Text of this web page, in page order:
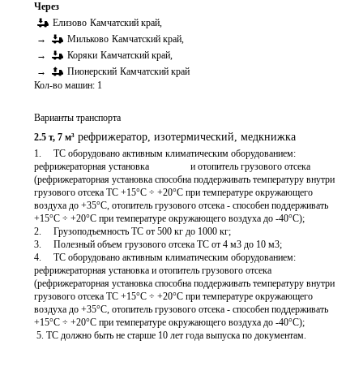
Через
Елизово Камчатский край,
→
Мильково Камчатский край,
→
Коряки Камчатский край,
→
Пионерский Камчатский край
Кол-во машин: 1
Варианты транспорта
2.5 т, 7 м³ рефрижератор, изотермический, медкнижка
1.	ТС оборудовано активным климатическим оборудованием:
рефрижераторная установка                 и отопитель грузового отсека
(рефрижераторная установка способна поддерживать температуру внутри
грузового отсека ТС +15°C ÷ +20°С при температуре окружающего
воздуха до +35°C, отопитель грузового отсека - способен поддерживать
+15°C ÷ +20°С при температуре окружающего воздуха до -40°C);
2.	Грузоподъемность ТС от 500 кг до 1000 кг;
3.	Полезный объем грузового отсека ТС от 4 м3 до 10 м3;
4.	ТС оборудовано активным климатическим оборудованием:
рефрижераторная установка и отопитель грузового отсека
(рефрижераторная установка способна поддерживать температуру внутри
грузового отсека ТС +15°C ÷ +20°С при температуре окружающего
воздуха до +35°C, отопитель грузового отсека - способен поддерживать
+15°C ÷ +20°С при температуре окружающего воздуха до -40°C);